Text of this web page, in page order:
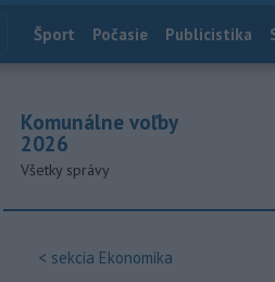
Index
Šport Počasie Publicistika
Komunálne voľby
2026
Všetky správy
< sekcia Ekonomika